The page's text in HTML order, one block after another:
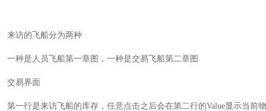
来访的飞船分为两种
一种是人员飞船第一章图，一种是交易飞船第二章图
交易界面
第一行是来访飞船的库存，任意点击之后会在第二行的Value显示当前